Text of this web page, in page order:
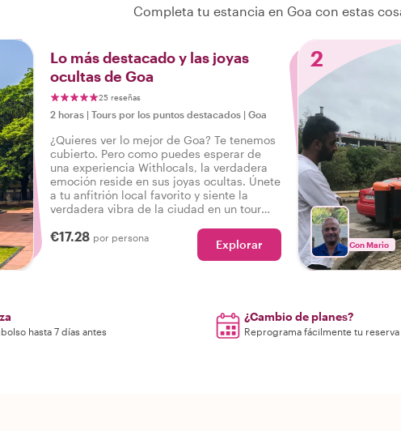
Completa tu estancia en Goa con estas
Lo más destacado y las joyas
ocultas de Goa
25 reseñas
2 horas | Tours por los puntos destacados | Goa
¿Quieres ver lo mejor de Goa? Te tenemos
cubierto. Pero como puedes esperar de
una experiencia Withlocals, la verdadera
emoción reside en sus joyas ocultas. Únete
a tu anfitrión local favorito y siente la
verdadera vibra de la ciudad en un tour
¡Viví el verdadero Goa!
€17.28 por persona Explorar
2
Con Mario
hasta 7 días antes
¿Cambio de planes?
Reprograma fácilmente tu reserva